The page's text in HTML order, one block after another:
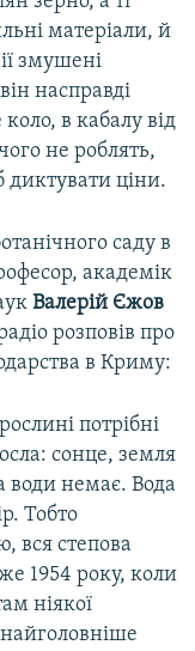
матеріали, й
змушені
насправді
в кабалу від
не роблять,
диктувати ціни.
саду в
академік
Валерій Єжов
розповів про
в Криму:
потрібні
сонце, земля
води немає. Вода
Тобто
вся степова
1954 року, коли
ніякої
найголовніше